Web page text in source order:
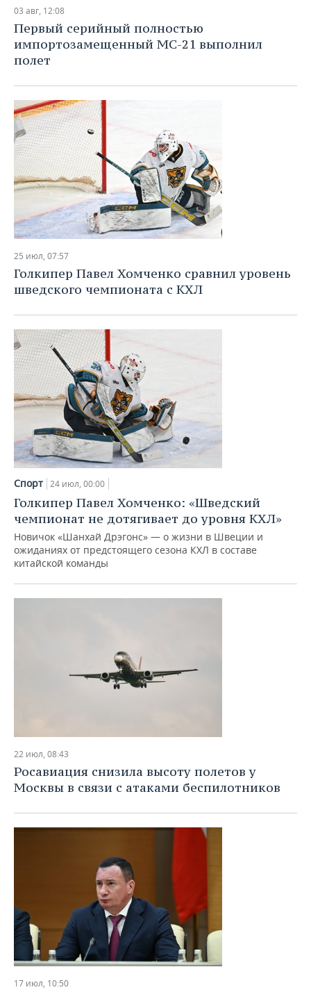
НЕФТЕХИМИЯ
НЕФТЬ
ОПК
ЭНЕРГЕТИКА
РОЗНИЧНАЯ ТОРГОВЛЯ
ТРАНСПОРТ
УСЛУГИ
НОВОСТИ ТЕХНОЛОГИЙ
IT
МЕДИА
ТЕЛЕКОММУНИКАЦИИ
МЕРОПРИЯТИЯ
НОВОСТИ МЕРОПРИЯТИЙ
ВЫЕЗДНАЯ РЕДАКЦИЯ
БИЗНЕС-БРАНЧИ
ONLINE-КОНФЕРЕНЦИИ
ОТКРЫТАЯ ЛЕКЦИЯ
СПОРТ
НОВОСТИ СПОРТА
ФУТБОЛ
ХОККЕЙ
БАСКЕТБОЛ
ВОЛЕЙБОЛ
КИБЕРСПОРТ
ФИГУРНОЕ КАТАНИЕ
ВОДНЫЕ ВИДЫ СПОРТА
ХОККЕЙ С МЯЧОМ
ОБЩЕСТВО
НОВОСТИ ОБЩЕСТВА
ВЛАСТЬ
ИНФРАСТРУКТУРА
ИСТОРИЯ
КУЛЬТУРА
МЕДИЦИНА
ОБРАЗОВАНИЕ
ПРОИСШЕСТВИЯ
ФОТОГАЛЕРЕЯ
СЮЖЕТЫ
СПРАВОЧНИК
СПИСОК ПЕРСОН
СПИСОК КОМПАНИЙ
ПОЛНАЯ ВЕРСИЯ
03 авг, 12:08
Первый серийный полностью
импортозамещенный МС-21 выполнил
полет
25 июл, 07:57
Голкипер Павел Хомченко сравнил уровень
шведского чемпионата с КХЛ
Спорт 24 июл, 00:00
Голкипер Павел Хомченко: «Шведский
чемпионат не дотягивает до уровня КХЛ»
Новичок «Шанхай Дрэгонс» — о жизни в Швеции и
ожиданиях от предстоящего сезона КХЛ в составе
китайской команды
22 июл, 08:43
Росавиация снизила высоту полетов у
Москвы в связи с атаками беспилотников
17 июл, 10:50